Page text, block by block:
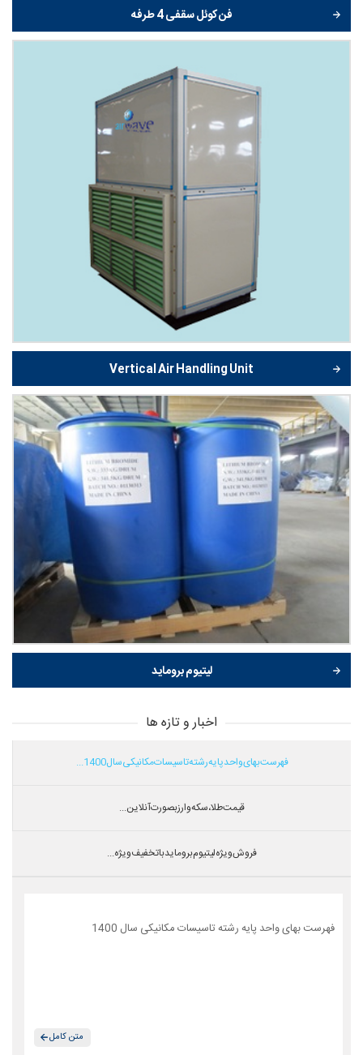
فن کوئل سقفی 4 طرفه
Vertical Air Handling Unit
لیتیوم بروماید
اخبار و تازه ها
فهرست بهای واحد پایه رشته تاسیسات مکانیکی سال 1400...
قیمت طلا،سکه و ارز بصورت آنلاین...
فروش ویژه لیتیوم بروماید با تخفیف ویژه...
فهرست بهای واحد پایه رشته تاسیسات مکانیکی سال 1400
متن کامل